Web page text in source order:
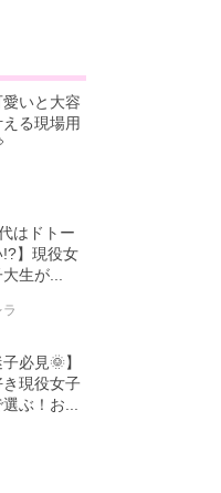
愛いと大容
る現場用
はドトー
】現役女
生が...
必見🌞】
現役女子
ぶ！お...